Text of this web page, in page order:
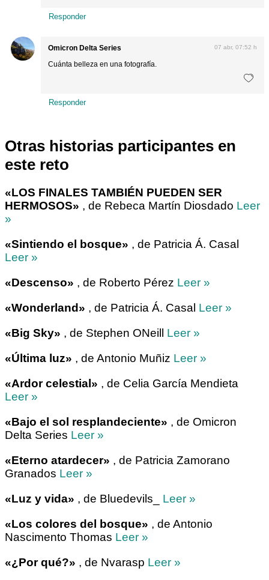
Responder
Omicron Delta Series 07 abr, 07:52 h
Cuánta belleza en una fotografía.
Responder
Otras historias participantes en
este reto
«LOS FINALES TAMBIÉN PUEDEN SER
HERMOSOS» , de Rebeca Martín Diosdado Leer
»
«Sintiendo el bosque» , de Patricia Á. Casal
Leer »
«Descenso» , de Roberto Pérez Leer »
«Wonderland» , de Patricia Á. Casal Leer »
«Big Sky» , de Stephen ONeill Leer »
«Última luz» , de Antonio Muñiz Leer »
«Ardor celestial» , de Celia García Mendieta
Leer »
«Bajo el sol resplandeciente» , de Omicron
Delta Series Leer »
«Eterno atardecer» , de Patricia Zamorano
Granados Leer »
«Luz y vida» , de Bluedevils_ Leer »
«Los colores del bosque» , de Antonio
Nascimento Thomas Leer »
«¿Por qué?» , de Nvarasp Leer »